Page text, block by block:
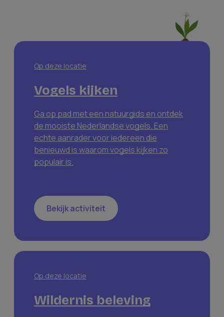
Op deze locatie
Vogels kijken
Ga op pad met een natuurgids en ontdek
de mooiste Nederlandse vogels. Een
echte aanrader voor iedereen die
benieuwd is waarom vogels kijken zo
populair is.
Bekijk activiteit
Op deze locatie
Wildernis beleving